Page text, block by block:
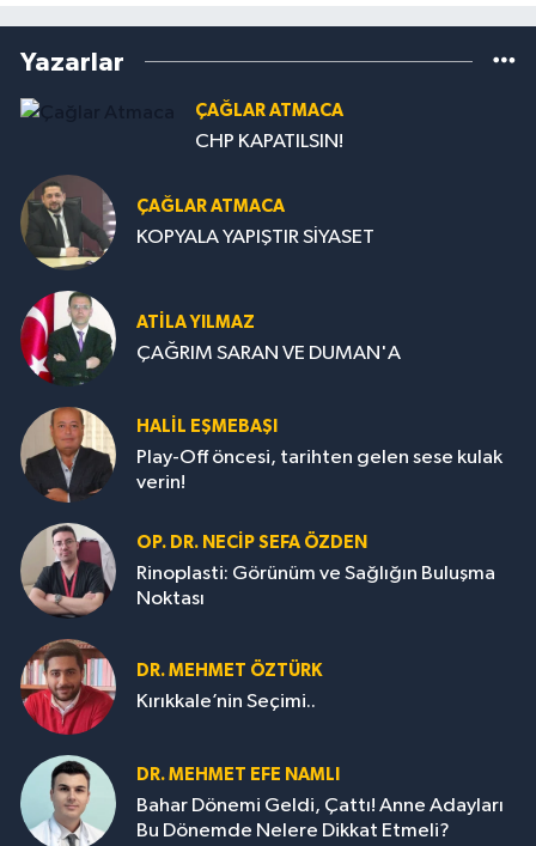
Yazarlar
ÇAĞLAR ATMACA
CHP KAPATILSIN!
ÇAĞLAR ATMACA
KOPYALA YAPIŞTIR SİYASET
ATILA YILMAZ
ÇAĞRIM SARAN VE DUMAN'A
HALIL EŞMEBAŞI
Play-Off öncesi, tarihten gelen sese kulak
verin!
OP. DR. NECIP SEFA ÖZDEN
Rinoplasti: Görünüm ve Sağlığın Buluşma
Noktası
DR. MEHMET ÖZTÜRK
Kırıkkale’nin Seçimi..
DR. MEHMET EFE NAMLI
Bahar Dönemi Geldi, Çattı! Anne Adayları
Bu Dönemde Nelere Dikkat Etmeli?